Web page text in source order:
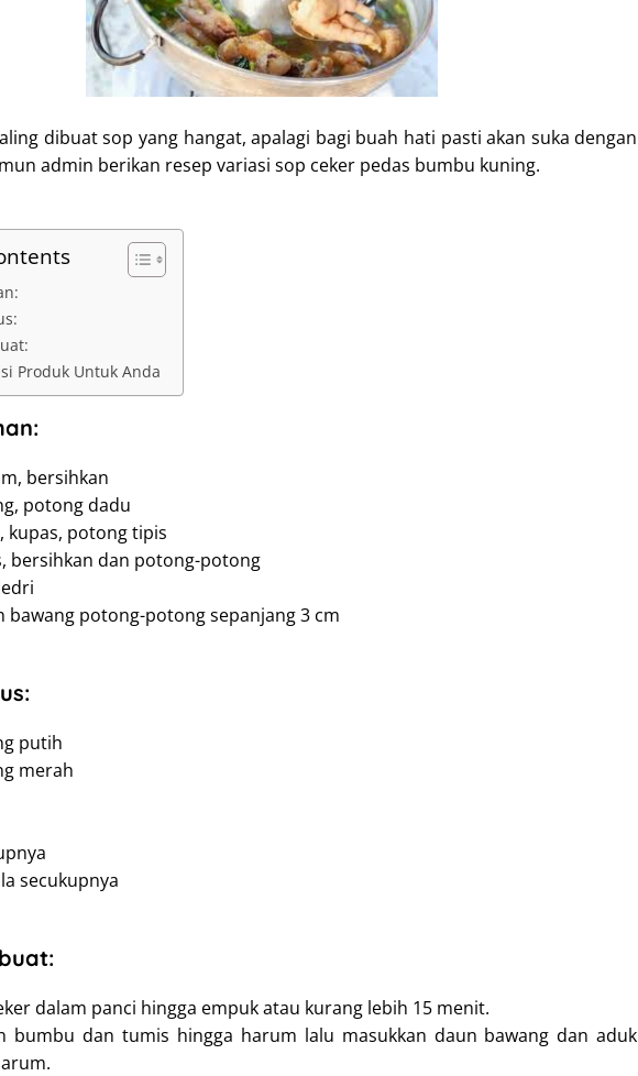
dibuat sop yang hangat, apalagi bagi buah hati pasti akan suka dengan
admin berikan resep variasi sop ceker pedas bumbu kuning.
Produk Untuk Anda
bersihkan
potong dadu
kupas, potong tipis
bersihkan dan potong-potong
bawang potong-potong sepanjang 3 cm
putih
merah
secukupnya
dalam panci hingga empuk atau kurang lebih 15 menit.
bumbu dan tumis hingga harum lalu masukkan daun bawang dan aduk